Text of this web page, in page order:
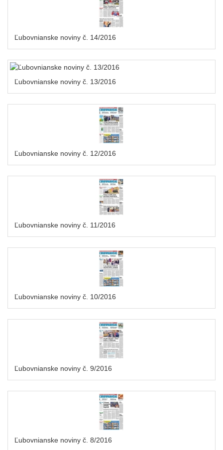
Ľubovnianske noviny č. 14/2016
Ľubovnianske noviny č. 13/2016
Ľubovnianske noviny č. 12/2016
Ľubovnianske noviny č. 11/2016
Ľubovnianske noviny č. 10/2016
Ľubovnianske noviny č. 9/2016
Ľubovnianske noviny č. 8/2016